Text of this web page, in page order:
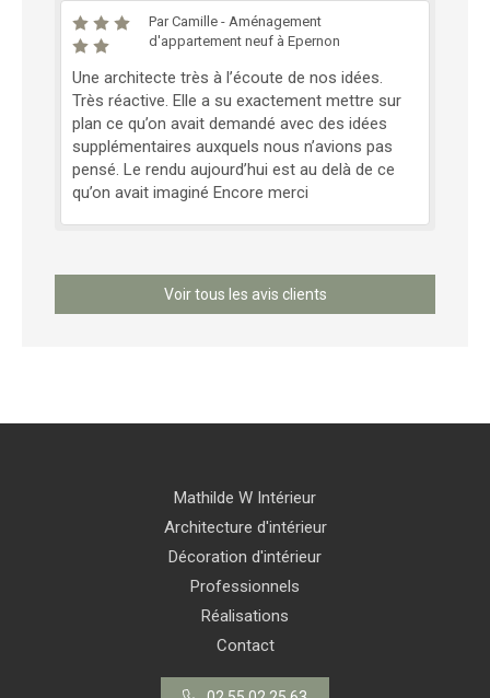
Par Camille - Aménagement
d'appartement neuf à Epernon
Une architecte très à l’écoute de nos idées.
Très réactive. Elle a su exactement mettre sur
plan ce qu’on avait demandé avec des idées
supplémentaires auxquels nous n’avions pas
pensé. Le rendu aujourd’hui est au delà de ce
qu’on avait imaginé Encore merci
Voir tous les avis clients
Mathilde W Intérieur
Architecture d'intérieur
Décoration d'intérieur
Professionnels
Réalisations
Contact